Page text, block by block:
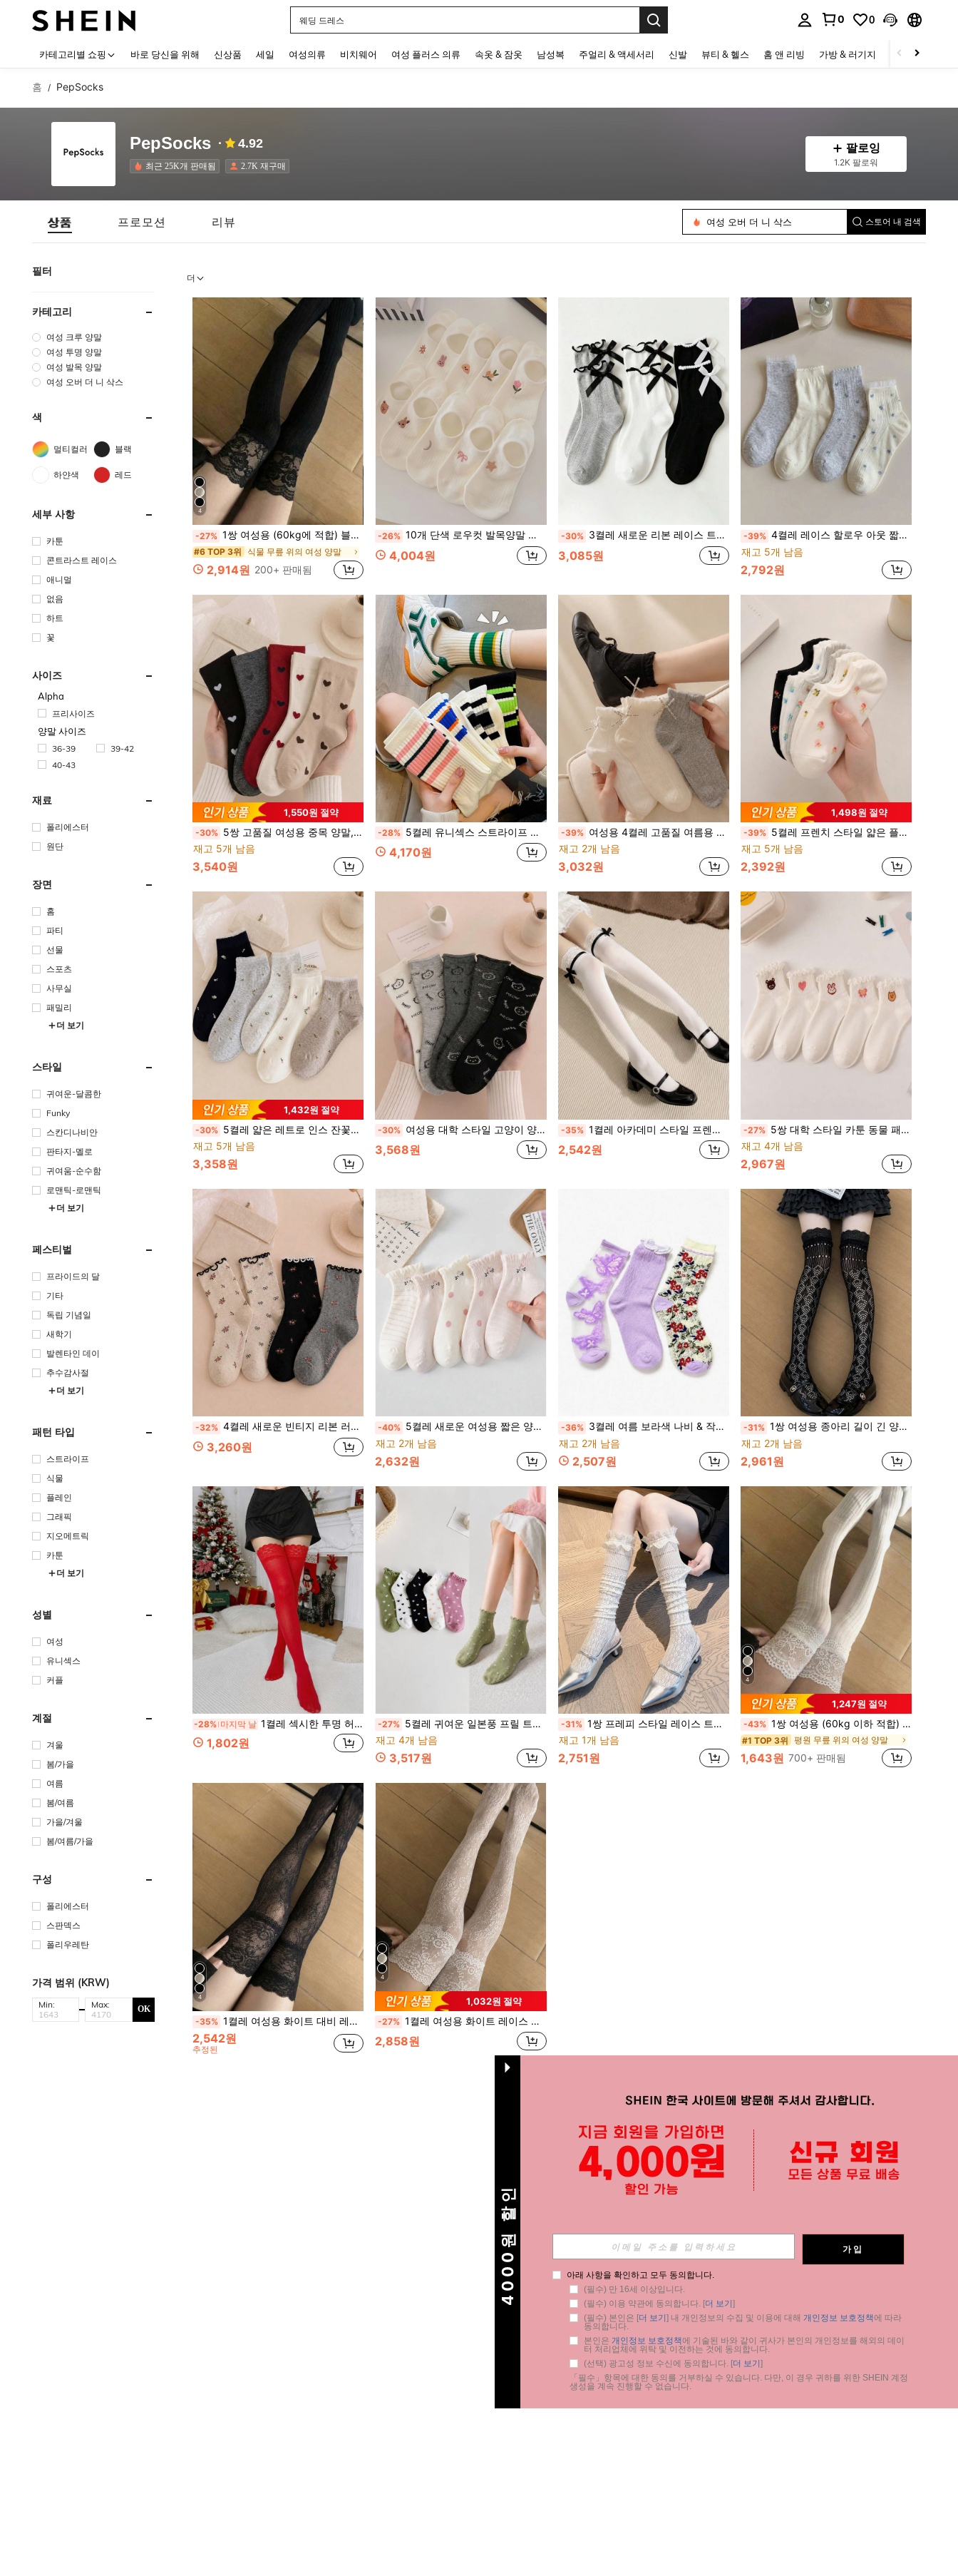
블랙 드레스
0 0
카테고리별 쇼핑 바로 당신을 위해 신상품 세일 여성의류 비치웨어 여성 플러스 의류 속옷 & 잠옷 남성복 주얼리 & 액세서리 신발 뷰티 & 헬스 홈 앤 리빙 가방 & 러기지 스포츠 & 아웃
홈 / PepSocks
PepSocks 4.92
최근 25K개 판매됨 2.7K 재구매
팔로잉
1.2K 팔로워
상품 프로모션 리뷰 여성 오버 더 니 삭스 스토어 내 검색
필터
카테고리
여성 크루 양말
여성 투명 양말
여성 발목 양말
여성 오버 더 니 삭스
색
멀티컬러 블랙
하얀색 레드
세부 사항
카툰
콘트라스트 레이스
애니멀
없음
하트
꽃
사이즈
Alpha
프리사이즈
양말 사이즈
36-39
39-42
40-43
재료
폴리에스터
원단
장면
홈
파티
선물
스포츠
사무실
패밀리
더 보기
스타일
귀여운-달콤한
Funky
스칸디나비안
판타지-멜로
귀여움-순수함
로맨틱-로맨틱
더 보기
페스티벌
프라이드의 달
기타
독립 기념일
새학기
발렌타인 데이
추수감사절
더 보기
패턴 타입
스트라이프
식물
플레인
그래픽
지오메트릭
카툰
더 보기
성별
여성
유니섹스
커플
계절
겨울
봄/가을
여름
봄/여름
가을/겨울
봄/여름/가을
구성
폴리에스터
스판덱스
폴리우레탄
가격 범위 (KRW)
Min: Max: OK
더
4
-27% 1쌍 여성용 (60kg에 적합) 블랙 대비 레이스 편안한 무릎 위 양말, 다용도 일상복
#6 TOP 3위 식물 무릎 위의 여성 양말
2,914원 200+ 판매됨
-26% 10개 단색 로우컷 발목양말 여성용 , 통기성 , 땀 흡수 , 통기성 , 냄새 방지 , 미끄럼 방지
4,004원
-30% 3켤레 새로운 리본 레이스 트림 블랙 화이트 그레이 미드 카프 양말
3,085원
-39% 4켤레 레이스 할로우 아웃 짧은 양말, 화이트 발레 스타일 미드 카프 양말, 여름용 통기성 및 편안함
재고 5개 남음
2,792원
1,550원 절약
-30% 5쌍 고품질 여성용 중목 양말, 하트 패턴, 일본 스타일, 다용도, 학교 스타일
재고 5개 남음
3,540원
-28% 5켤레 유니섹스 스트라이프 양말, 통기성 있는 흡습 탈취 중목 양말, 스포츠와 일상 착용에 다용도, 사계절용
4,170원
-39% 여성용 4켤레 고품질 여름용 얇은 통기성 패션 롤리타 리본 레이스 중목 양말
재고 2개 남음
3,032원
1,498원 절약
-39% 5켤레 프렌치 스타일 얇은 플로럴 투명 로우컷 보트 양말, 부드럽고 통기성 있는 미끄럼 방지 힐, 소녀스러운 디자인
재고 5개 남음
2,392원
1,432원 절약
-30% 5켤레 얇은 레트로 인스 잔꽃무늬 레이스 트림 심리스 짧은 양말 대학 스타일 로우컷 스포츠 양말
재고 5개 남음
3,358원
-30% 여성용 대학 스타일 고양이 양말 5켤레, 그레이 톤 카툰 귀여운 생선뼈 중목 양말, 한국 스타일 롤업 커프
3,568원
-35% 1켤레 아카데미 스타일 프렌치 미니멀리스트 섹시 걸 오버니삭스, 여름용 얇은 고탄력 마이크로 압박 발레 스타일 종아리 양말 걸
2,542원
-27% 5쌍 대학 스타일 카툰 동물 패턴 프릴 트림 숏 양말, 중목, 흡습성 및 통기성
재고 4개 남음
2,967원
-32% 4켤레 새로운 빈티지 리본 러플 잔꽃무늬 JK 걸 양말, 인스 스타일 슬라우치 양말
3,260원
-40% 5켤레 새로운 여성용 짧은 양말, 귀여운 레이스 카툰 동물 메쉬 스포츠 양말 학생용
재고 2개 남음
2,632원
-36% 3켤레 여름 보라색 나비 & 작은 꽃 얇은 면 카디건 여성용 중목 양말, 버서타일 모리 스타일 INS
재고 2개 남음
2,507원
-31% 1쌍 여성용 종아리 길이 긴 양말, 레이스 홀로우 아웃 통기성 슬라우치 양말, 얇은 발레 스타일
재고 2개 남음
2,961원
-28% 마지막 날 1켤레 섹시한 투명 허벅지 높은 레이스 트림 스타킹 여성용, 크리스마스용
1,802원
-27% 5켤레 귀여운 일본풍 프릴 트림 짧은 양말 한국 JK 스쿨 스타일 여성용 양말
재고 4개 남음
3,517원
-31% 1쌍 프레피 스타일 레이스 트림 카프 양말 여성용 화이트 루즈핏 롱 양말 부츠용
재고 1개 남음
2,751원
4
1,247원 절약
-43% 1쌍 여성용 (60kg 이하 적합) 화이트 대비 레이스 편안한 무릎 위 양말, 다용도 일상복
#1 TOP 3위 평원 무릎 위의 여성 양말
1,643원 700+ 판매됨
4
-35% 1켤레 여성용 화이트 대비 레이스 트림 다용도 편안한 무릎 높이 양말 일상 착용용
2,542원
추정된
4
1,032원 절약
-27% 1켤레 여성용 화이트 레이스 트림 패치워크 다용도 편안한 니하이 양말 일상 착용용
2,858원
4000원 할인 가입
아래 사항을 확인하고 모두 동의합니다.
(필수) 만 16세 이상입니다.
(필수) 이용 약관에 동의합니다. [더 보기 ]
(필수) 본인은 [더 보기 ] 내 개인정보의 수집 및 이용에 대해 개인정보 보호정책에 따라
동의합니다.
본인은 개인정보 보호정책에 기술된 바와 같이 귀사가 본인의 개인정보를 해외의 데이
터 처리업체에 위탁 및 이전하는 것에 동의합니다.
(선택) 광고성 정보 수신에 동의합니다. [더 보기 ]
「필수」항목에 대한 동의를 거부하실 수 있습니다. 다만, 이 경우 귀하를 위한 SHEIN 계정
생성을 계속 진행할 수 없습니다.